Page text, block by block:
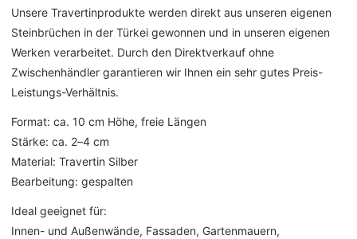
Unsere Travertinprodukte werden direkt aus unseren eigenen
Steinbrüchen in der Türkei gewonnen und in unseren eigenen
Werken verarbeitet. Durch den Direktverkauf ohne
Zwischenhändler garantieren wir Ihnen ein sehr gutes Preis-
Leistungs-Verhältnis.
Format: ca. 10 cm Höhe, freie Längen
Stärke: ca. 2–4 cm
Material: Travertin Silber
Bearbeitung: gespalten
Ideal geeignet für:
Innen- und Außenwände, Fassaden, Gartenmauern,